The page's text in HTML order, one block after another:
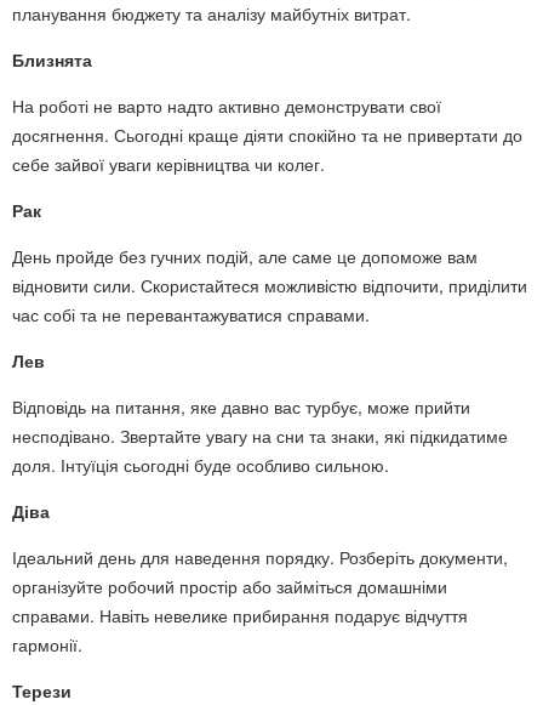
планування бюджету та аналізу майбутніх витрат.
Близнята
На роботі не варто надто активно демонструвати свої
досягнення. Сьогодні краще діяти спокійно та не привертати до
себе зайвої уваги керівництва чи колег.
Рак
День пройде без гучних подій, але саме це допоможе вам
відновити сили. Скористайтеся можливістю відпочити, приділити
час собі та не перевантажуватися справами.
Лев
Відповідь на питання, яке давно вас турбує, може прийти
несподівано. Звертайте увагу на сни та знаки, які підкидатиме
доля. Інтуїція сьогодні буде особливо сильною.
Діва
Ідеальний день для наведення порядку. Розберіть документи,
організуйте робочий простір або займіться домашніми
справами. Навіть невелике прибирання подарує відчуття
гармонії.
Терези